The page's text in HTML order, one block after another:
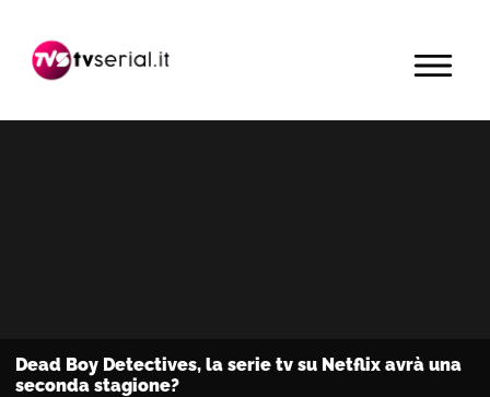
navigazione
contenuto
barra
primaria
MENU
Dead Boy Detectives, la serie tv su Netflix avrà una
seconda stagione?